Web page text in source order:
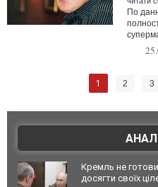
По
"ДНР",
1 2 3
Кремль не
досягти своїх